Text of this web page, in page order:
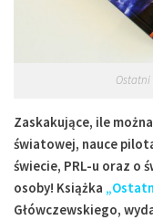
Książki dla dzieci
Miejsca
Wydarzenia
Podróże
Zaskakujące, ile
światowej, nauce
świecie, PRL-u oraz o
osoby! Książka
Główczewskiego,